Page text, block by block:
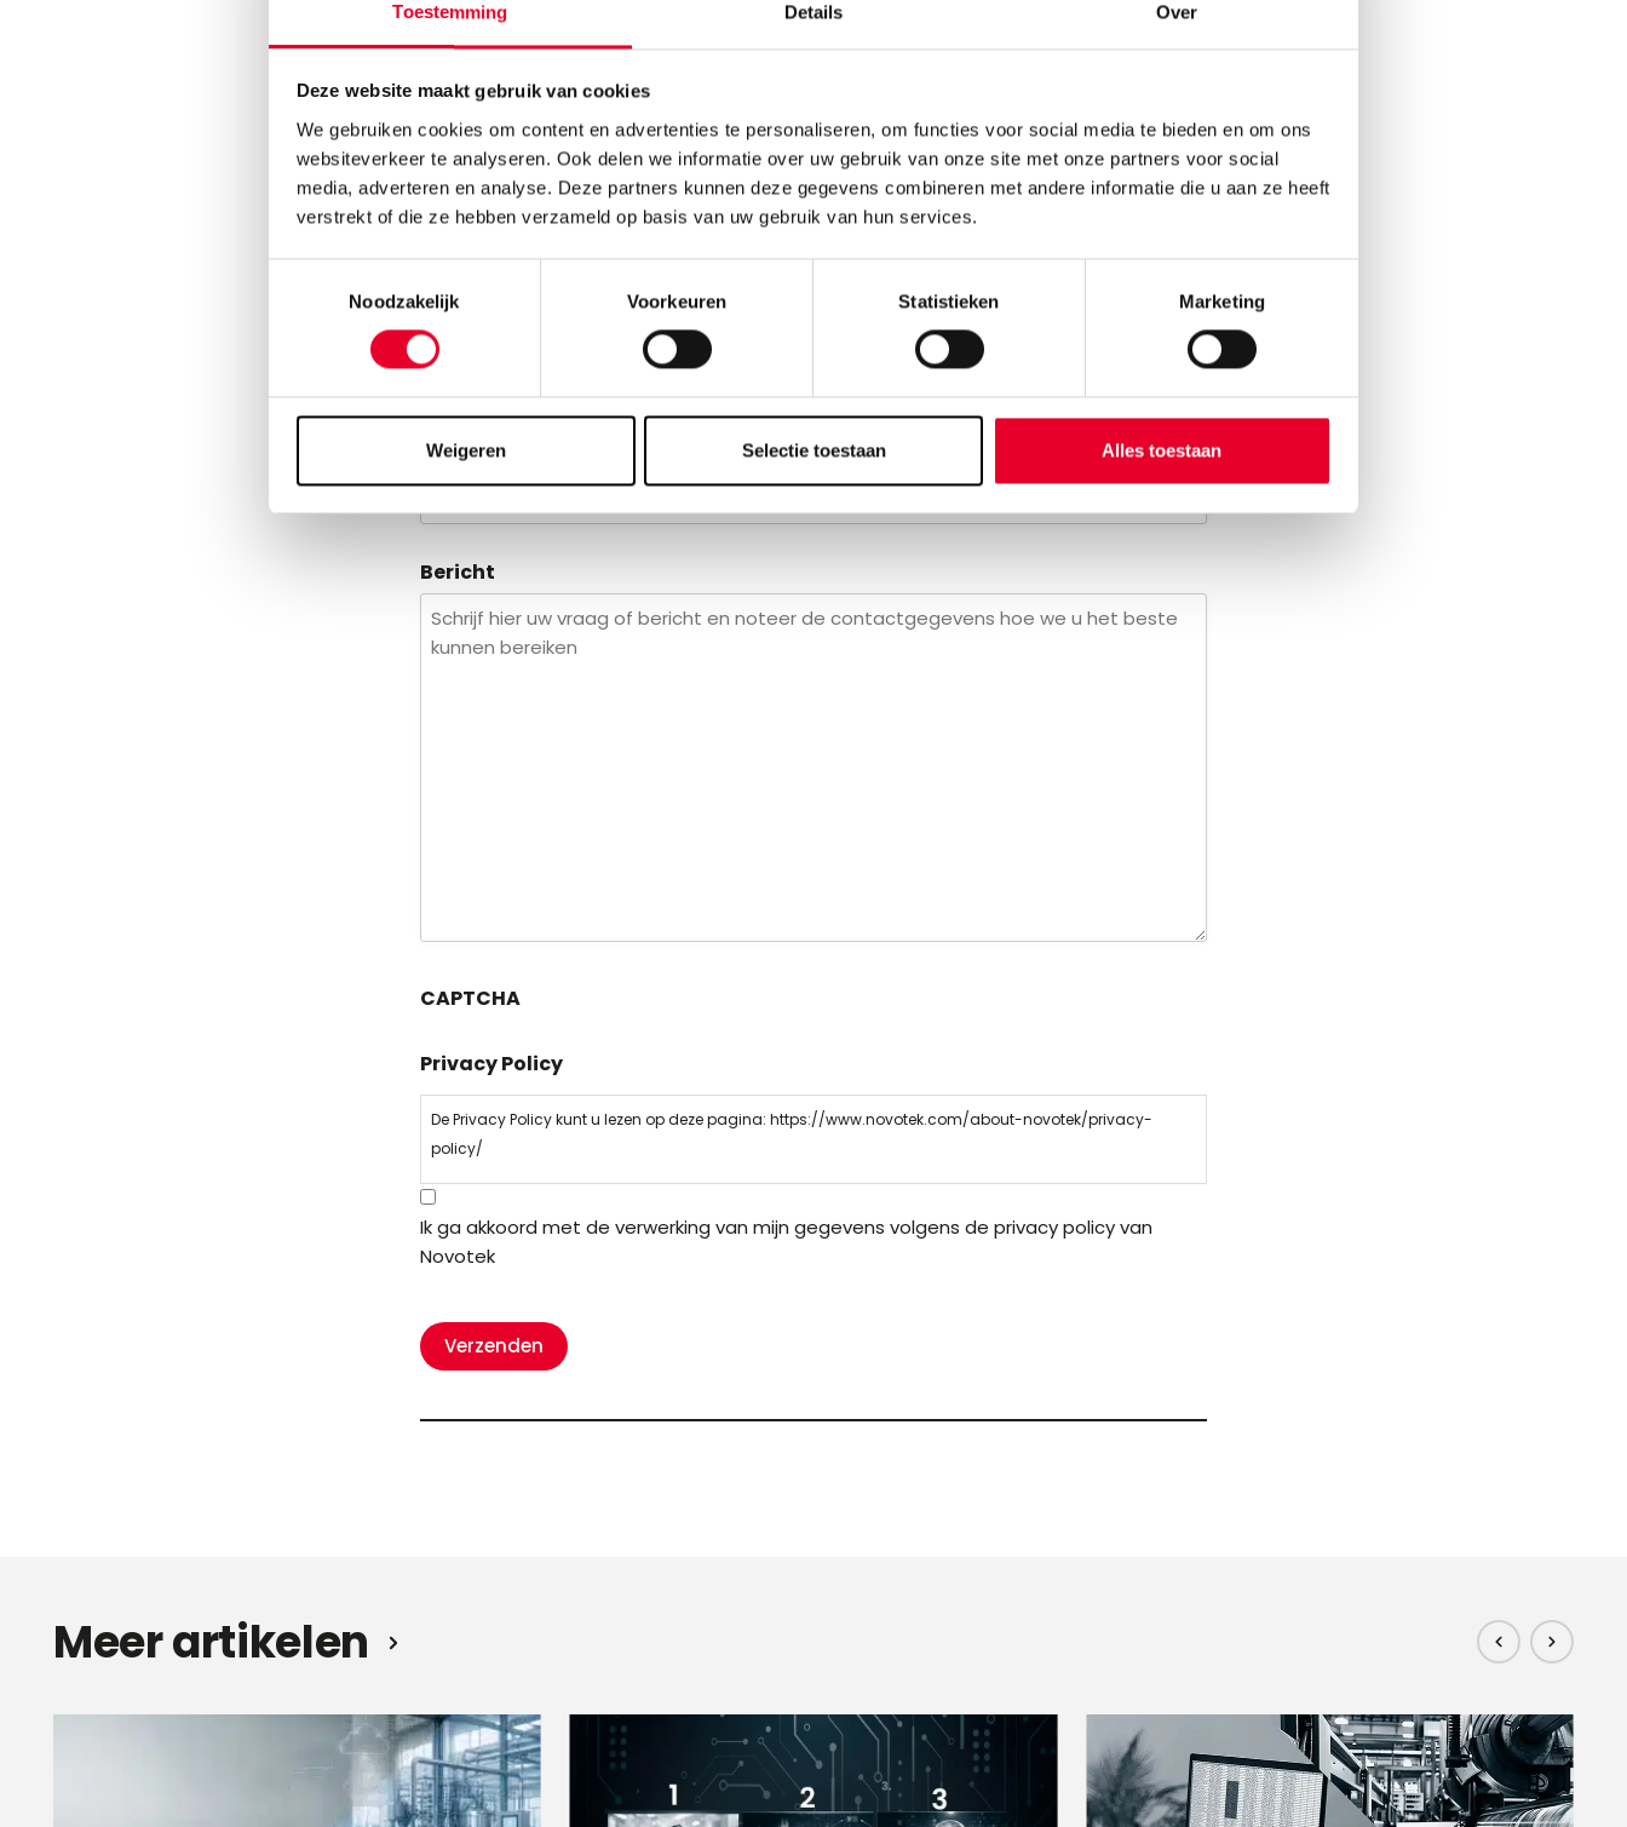
Toestemming Details Over
Deze website maakt gebruik van cookies
We gebruiken cookies om content en advertenties te personaliseren, om functies voor social media te bieden en om ons
websiteverkeer te analyseren. Ook delen we informatie over uw gebruik van onze site met onze partners voor social
media, adverteren en analyse. Deze partners kunnen deze gegevens combineren met andere informatie die u aan ze heeft
verstrekt of die ze hebben verzameld op basis van uw gebruik van hun services.
Noodzakelijk
Voorkeuren Statistieken Marketing
Weigeren Selectie toestaan Alles toestaan
vragen.
Wilt u meer informatie of contact
met een specialist?
Neem contact op door onderstaande formulier in te vullen
Voornaam Achternaam
Email
Bericht
CAPTCHA
Privacy Policy
De Privacy Policy kunt u lezen op deze pagina: https://www.novotek.com/about-novotek/privacy-
policy/
Ik ga akkoord met de verwerking van mijn gegevens volgens de privacy policy van
Novotek
Meer artikelen